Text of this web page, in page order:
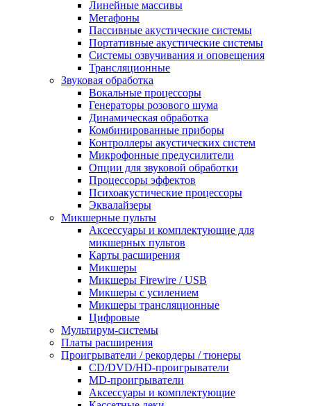
Линейные массивы
Мегафоны
Пассивные акустические системы
Портативные акустические системы
Системы озвучивания и оповещения
Трансляционные
Звуковая обработка
Вокальные процессоры
Генераторы розового шума
Динамическая обработка
Комбинированные приборы
Контроллеры акустических систем
Микрофонные предусилители
Опции для звуковой обработки
Процессоры эффектов
Психоакустические процессоры
Эквалайзеры
Микшерные пульты
Аксессуары и комплектующие для
микшерных пультов
Карты расширения
Микшеры
Микшеры Firewire / USB
Микшеры с усилением
Микшеры трансляционные
Цифровые
Мультирум-системы
Платы расширения
Проигрыватели / рекордеры / тюнеры
CD/DVD/HD-проигрыватели
MD-проигрыватели
Аксессуары и комплектующие